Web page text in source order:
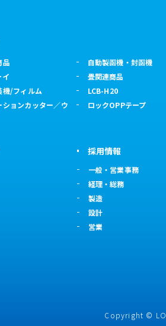
品
自動製函機・封函機
イ
畳関連商品
機/フィルム
LCB-H20
ションカッター／ウ
ロックOPPテープ
採用情報
一般・営業事務
経理・総務
製造
設計
営業
Copyright ©